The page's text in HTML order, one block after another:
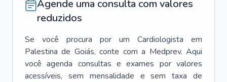
Agende uma consulta com valores
reduzidos
Se você procura por um Cardiologista
em
Palestina de Goiás, conte com a Medprev. Aqui
você agenda consultas e exames por valores
acessíveis, sem mensalidade e sem taxa de